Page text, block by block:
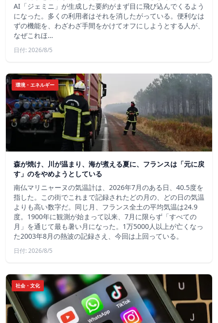
AI「ジェミニ」が生成した要約がまず目に飛び込んでくるよう
になった。多くの利用者はそれを消したがっている。便利なは
ずの機能を、わざわざ手間をかけてオフにしようとする人が、
なぜこれほ…
日付: 2026/8/5
環境・エネルギー
森が焼け、川が温まり、海が煮える夏に、フランスは「元に戻
す」のをやめようとしている
南仏マリニャーヌの気温計は、2026年7月のある日、40.5度を
指した。この街でこれまで記録されたどの月の、どの日の気温
よりも高い数字だ。同じ月、フランス全土の平均気温は24.9
度。1900年に観測が始まって以来、7月に限らず「すべての
月」を通じて最も暑い月になった。1万5000人以上が亡くなっ
た2003年8月の熱波の記録さえ、今回は上回っている。
日付: 2026/8/5
社会・文化